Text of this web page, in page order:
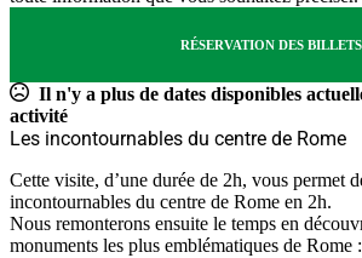
RÉSERVATION DES BILLETS
Il n'y a plus de dates disponibles
activité
Les incontournables du centre de Rome
Cette visite, d’une durée de 2h, vous permet
incontournables du centre de Rome en 2h.
Nous remonterons ensuite le temps en
monuments les plus emblématiques de Rome :